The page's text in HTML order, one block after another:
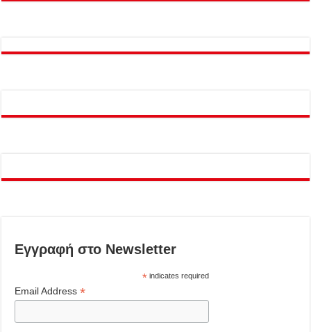
Εγγραφή στο Newsletter
*indicates required
Email Address*